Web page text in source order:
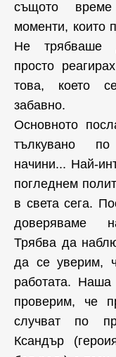
същото
моменти, които
Не трябваше
просто
това, което
забавно.
Основното
тълкувано
начини... Най-
погледнем
в света сега.
доверяваме
Трябва да
да се уверим,
работата. Наша
проверим, че
случват по
Ксандър